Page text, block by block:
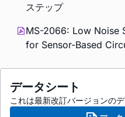
ステップ
MS-2066: Low Noise
for Sensor-Based
データシート
これは最新改訂バージョンのデ